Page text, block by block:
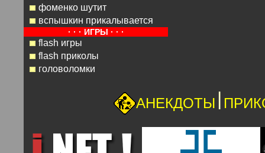
фоменко шутит
вспышкин прикалывается
· · · ИГРЫ · · ·
flash игры
flash приколы
головоломки
АНЕКДОТЫ |